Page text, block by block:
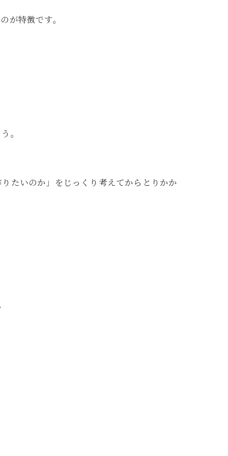
のが特徴です。
。
たいのか」をじっくり考えてからとりかか